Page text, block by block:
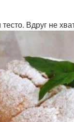
Вдруг не